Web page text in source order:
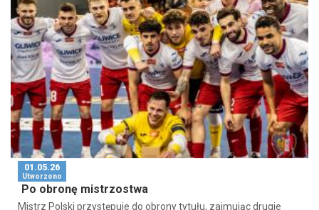
01.05.26
Utworzono
Po obronę mistrzostwa
Mistrz Polski przystępuje do obrony tytułu, zajmując drugie